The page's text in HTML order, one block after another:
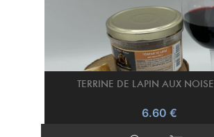
TERRINE DE LAPIN AUX
6.60 €